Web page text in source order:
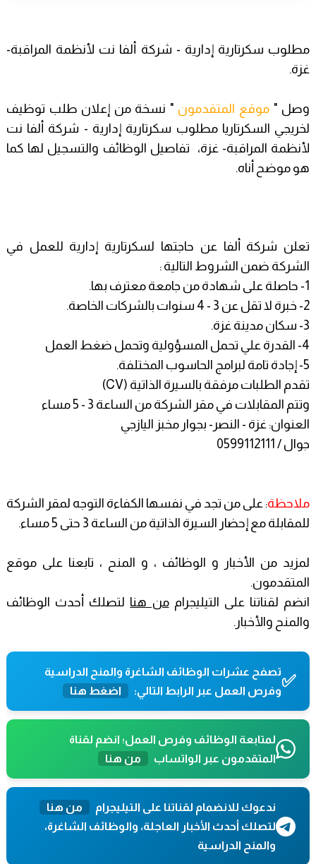
مطلوب سكرتارية إدارية - شركة ألفا نت لأنظمة المراقبة-
غزة.
وصل "موقع المتقدمون " نسخة من إعلان طلب توظيف
لخريجي السكرتاريا مطلوب سكرتارية إدارية - شركة ألفا نت
لأنظمة المراقبة- غزة، تفاصيل الوظائف والتسجيل لها كما
هو موضح أناه.
تعلن شركة ألفا عن حاجتها لسكرتارية إدارية للعمل في
الشركة ضمن الشروط التالية :
1- حاصلة على شهادة من جامعة معترف بها.
2- خبرة لا تقل عن 3 - 4 سنوات بالشركات الخاصة.
3- سكان مدينة غزة.
4- القدرة علي تحمل المسؤولية وتحمل ضغط العمل
5- إجادة تامة لبرامج الحاسوب المختلفة.
تقدم الطلبات مرفقة بالسيرة الذاتية (CV)
وتتم المقابلات في مقر الشركة من الساعة 3 - 5 مساء
العنوان: غزة - النصر- بجوار مخبز اليازجي
جوال / 0599112111
ملاحظة: على من تجد في نفسها الكفاءة التوجه لمقر الشركة
للمقابلة مع إحضار السيرة الذاتية من الساعة 3 حتى 5 مساء.
لمزيد من الأخبار و الوظائف ، و المنح ، تابعنا على موقع
المتقدمون.
انضم لقناتنا على التيليجراممن هنا لتصلك أحدث الوظائف
والمنح والأخبار.
✅تصفح عشرات الوظائف الشاغرة والمنح الدراسية
وفرص العمل عبر الرابط التالي:
اضغط هنا
لمتابعة الوظائف وفرص العمل؛ انضم لقناة
المتقدمون عبر الواتساب
من هنا
ندعوك للانضمام لقناتنا على التيليجرام
من هنا
لتصلك أحدث الأخبار العاجلة، والوظائف الشاغرة،
والمنح الدراسية